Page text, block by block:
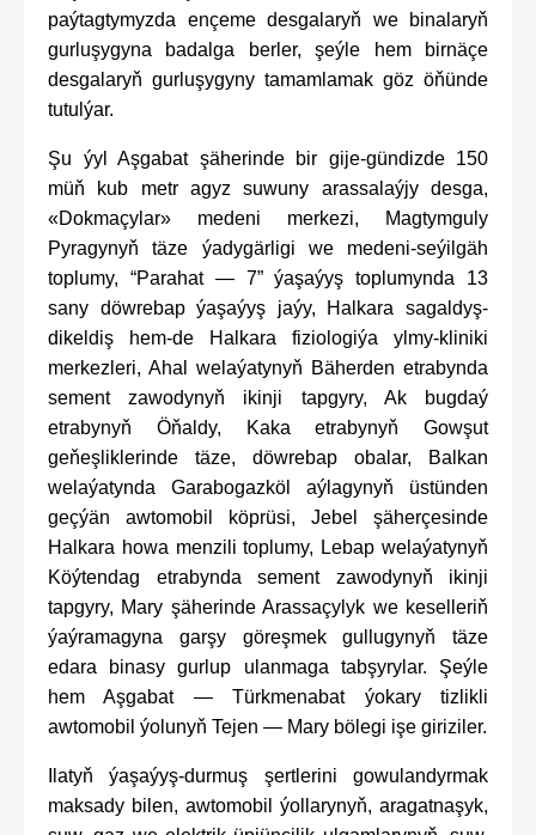
paýtagtymyzda ençeme desgalaryň we binalaryň
gurluşygyna badalga berler, şeýle hem birnäçe
desgalaryň gurluşygyny tamamlamak göz öňünde
tutulýar.
Şu ýyl Aşgabat şäherinde bir gije-gündizde 150
müň kub metr agyz suwuny arassalaýjy desga,
«Dokmaçylar» medeni merkezi, Magtymguly
Pyragynyň täze ýadygärligi we medeni-seýilgäh
toplumy, “Parahat — 7” ýaşaýyş toplumynda 13
sany döwrebap ýaşaýyş jaýy, Halkara sagaldyş-
dikeldiş hem-de Halkara fiziologiýa ylmy-kliniki
merkezleri, Ahal welaýatynyň Bäherden etrabynda
sement zawodynyň ikinji tapgyry, Ak bugdaý
etrabynyň Öňaldy, Kaka etrabynyň Gowşut
geňeşliklerinde täze, döwrebap obalar, Balkan
welaýatynda Garabogazköl aýlagynyň üstünden
geçýän awtomobil köprüsi, Jebel şäherçesinde
Halkara howa menzili toplumy, Lebap welaýatynyň
Köýtendag etrabynda sement zawodynyň ikinji
tapgyry, Mary şäherinde Arassaçylyk we keselleriň
ýaýramagyna garşy göreşmek gullugynyň täze
edara binasy gurlup ulanmaga tabşyrylar. Şeýle
hem Aşgabat — Türkmenabat ýokary tizlikli
awtomobil ýolunyň Tejen — Mary bölegi işe giriziler.
Ilatyň ýaşaýyş-durmuş şertlerini gowulandyrmak
maksady bilen, awtomobil ýollarynyň, aragatnaşyk,